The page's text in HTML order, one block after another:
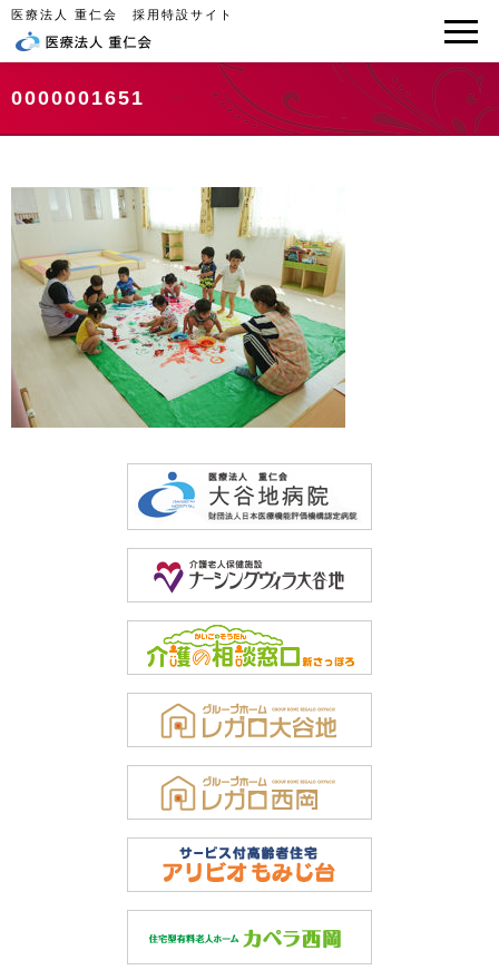
医療法人 重仁会 採用特設サイト
0000001651